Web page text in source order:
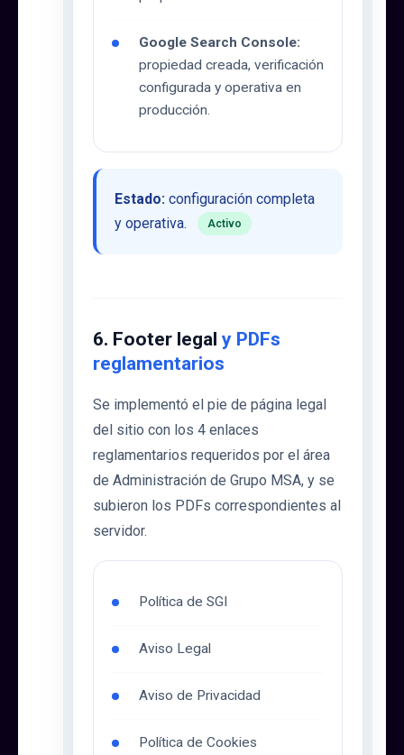
Google Search Console:
propiedad creada, verificación
configurada y operativa en
producción.
Estado: configuración completa
y operativa.
Activo
6. Footer legal y PDFs
reglamentarios
Se implementó el pie de página legal
del sitio con los 4 enlaces
reglamentarios requeridos por el área
de Administración de Grupo MSA, y se
subieron los PDFs correspondientes al
servidor.
Política de SGI
Aviso Legal
Aviso de Privacidad
Política de Cookies